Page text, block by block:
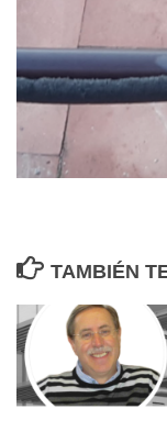
TAMBIÉN